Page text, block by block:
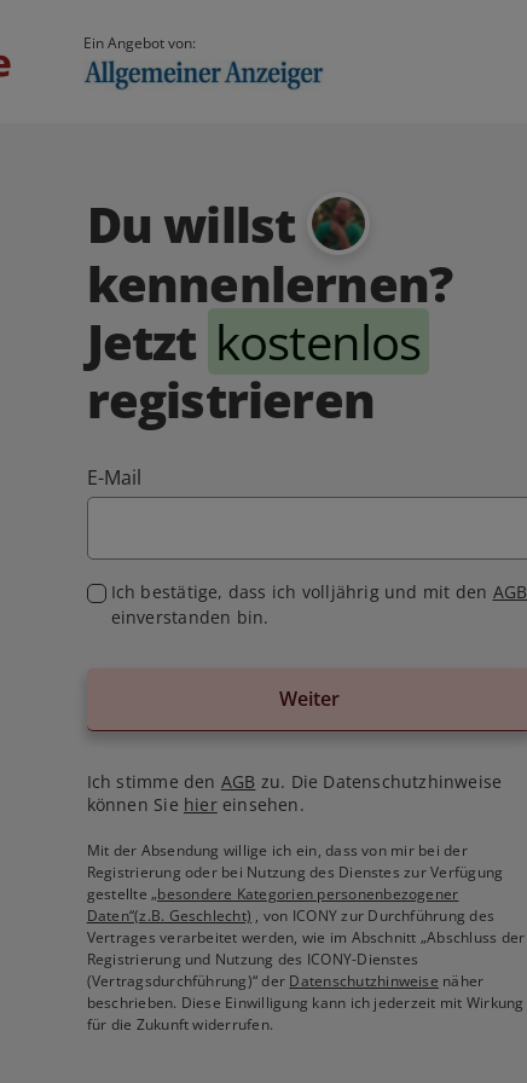
Ein Angebot von:
Du willst
kennenlernen?
Jetzt kostenlos
registrieren
E-Mail
Ich bestätige, dass ich volljährig und mit den AGB
einverstanden bin.
Weiter
Ich stimme den AGB zu. Die Datenschutzhinweise
können Sie hiereinsehen.
Mit der Absendung willige ich ein, dass von mir bei der
Registrierung oder bei Nutzung des Dienstes zur Verfügung
gestellte„besondere Kategorien personenbezogener
Daten“(z.B. Geschlecht) , von ICONY zur Durchführung des
Vertrages verarbeitet werden, wie im Abschnitt „Abschluss der
Registrierung und Nutzung des ICONY-Dienstes
(Vertragsdurchführung)“ der Datenschutzhinweise näher
beschrieben. Diese Einwilligung kann ich jederzeit mit Wirkung
für die Zukunft widerrufen.